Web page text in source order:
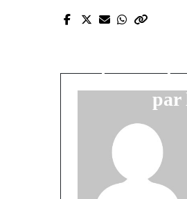
Kolda :
champs
par